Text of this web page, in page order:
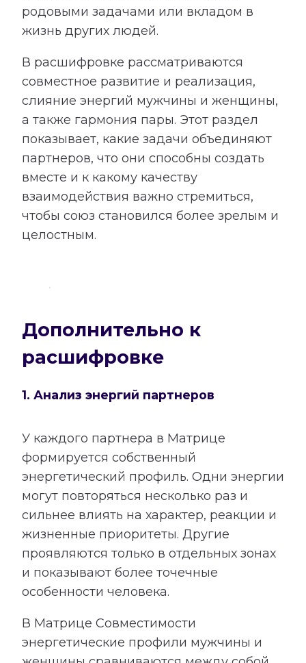
родовыми задачами или вкладом в
жизнь других людей.
В расшифровке рассматриваются
совместное развитие и реализация,
слияние энергий мужчины и женщины,
а также гармония пары. Этот раздел
показывает, какие задачи объединяют
партнеров, что они способны создать
вместе и к какому качеству
взаимодействия важно стремиться,
чтобы союз становился более зрелым и
целостным.
Дополнительно к
расшифровке
1. Анализ энергий партнеров
У каждого партнера в Матрице
формируется собственный
энергетический профиль. Одни энергии
могут повторяться несколько раз и
сильнее влиять на характер, реакции и
жизненные приоритеты. Другие
проявляются только в отдельных зонах
и показывают более точечные
особенности человека.
В Матрице Совместимости
энергетические профили мужчины и